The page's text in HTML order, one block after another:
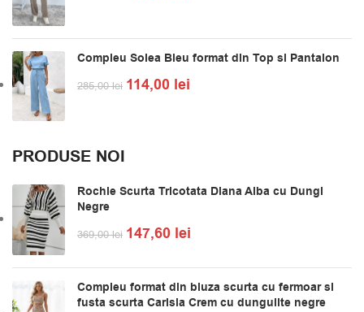
Compleu Solea Bleu format din Top si Pantalon
285,00lei 114,00 lei
PRODUSE NOI
Rochie Scurta Tricotata Diana Alba cu Dungi
Negre
369,00lei 147,60 lei
Compleu format din bluza scurta cu fermoar si
fusta scurta Carisia Crem cu dungulite negre